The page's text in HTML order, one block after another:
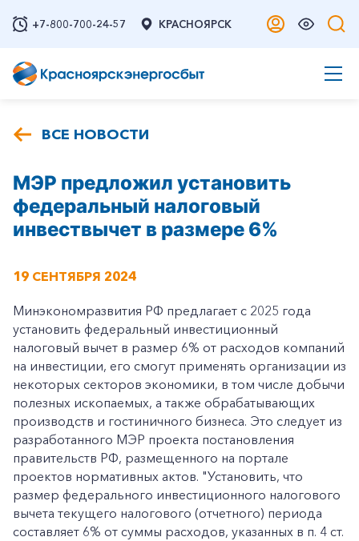
+7-800-700-24-57 КРАСНОЯРСК
ВСЕ НОВОСТИ
МЭР предложил установить
федеральный налоговый
инвествычет в размере 6%
19 СЕНТЯБРЯ 2024
Минэкономразвития РФ предлагает с 2025 года
установить федеральный инвестиционный
налоговый вычет в размер 6% от расходов компаний
на инвестиции, его смогут применять организации из
некоторых секторов экономики, в том числе добычи
полезных ископаемых, а также обрабатывающих
производств и гостиничного бизнеса. Это следует из
разработанного МЭР проекта постановления
правительств РФ, размещенного на портале
проектов нормативных актов. "Установить, что
размер федерального инвестиционного налогового
вычета текущего налогового (отчетного) периода
составляет 6% от суммы расходов, указанных в п. 4 ст.